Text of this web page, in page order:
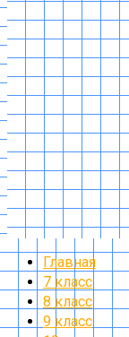
Главная
7 класс
8 класс
9 класс